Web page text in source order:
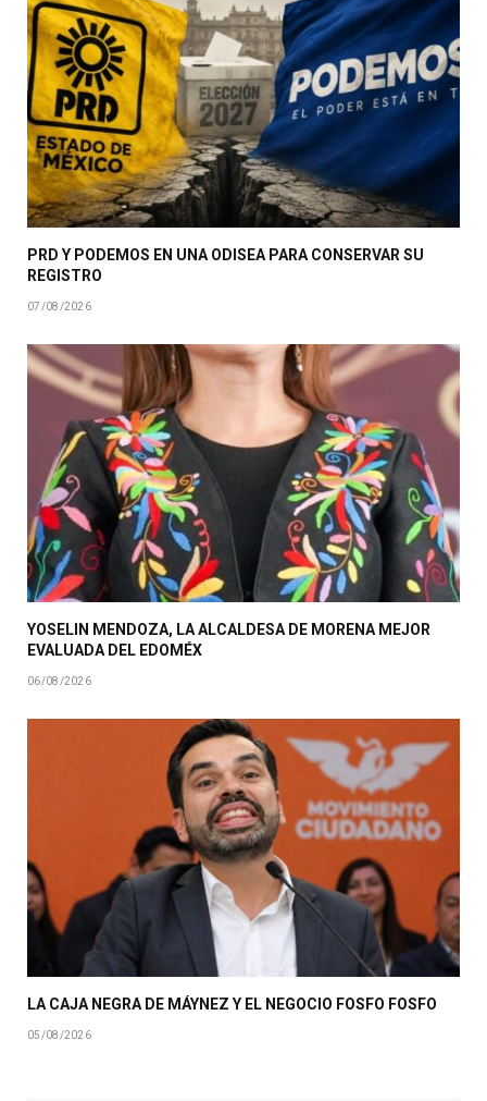
PRD Y PODEMOS EN UNA ODISEA PARA CONSERVAR SU
REGISTRO
07/08/2026
YOSELIN MENDOZA, LA ALCALDESA DE MORENA MEJOR
EVALUADA DEL EDOMÉX
06/08/2026
LA CAJA NEGRA DE MÁYNEZ Y EL NEGOCIO FOSFO FOSFO
05/08/2026